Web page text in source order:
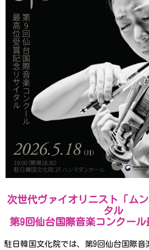
次世代ヴァイオリニスト「ム
タル
第9回仙台国際音楽コンクー
駐日韓国文化院では、第9回仙台国際音